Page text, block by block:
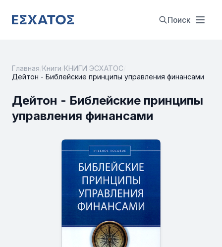
Поиск
Главная Книги КНИГИ ЭСХАТОС
Дейтон - Библейские принципы управления финансами
Дейтон - Библейские принципы
управления финансами